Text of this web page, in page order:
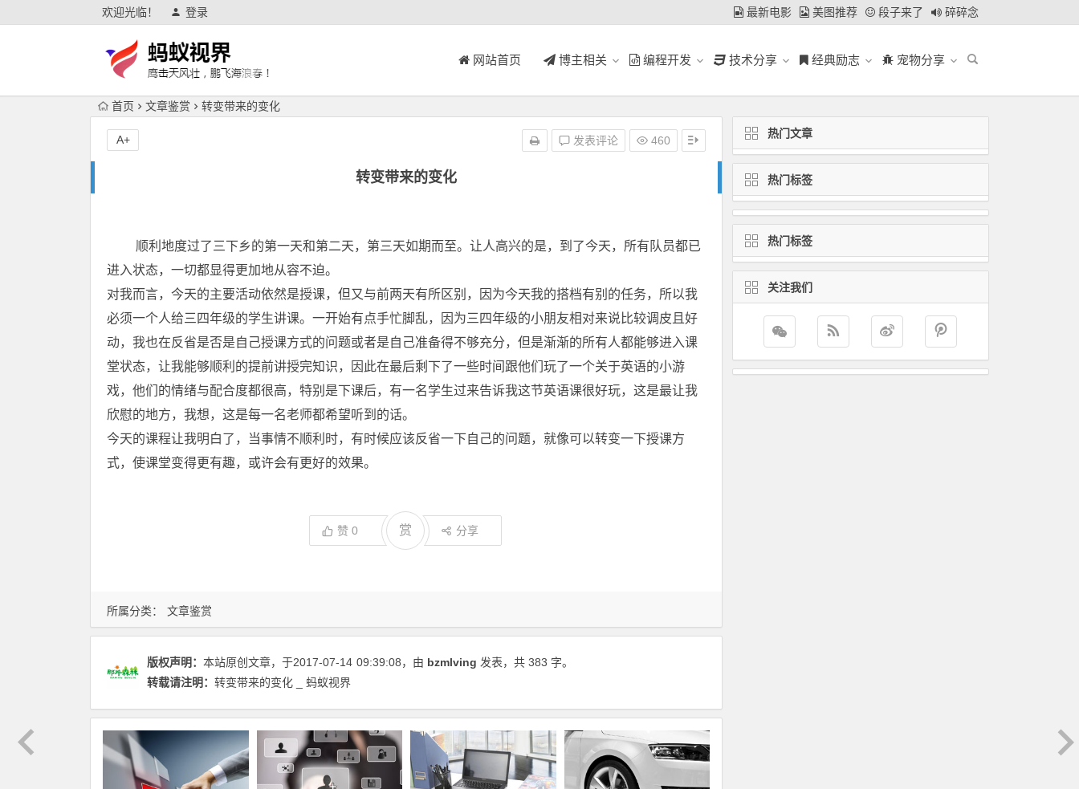
欢迎光临！ 登录 最新电影 美图推荐 段子来了 碎碎念
网站首页 博主相关 编程开发 技术分享 经典励志 宠物分享
首页 文章鉴赏 转变带来的变化
转变带来的变化
发表评论 460
A+
所属分类： 文章鉴赏
顺利地度过了三下乡的第一天和第二天，第三天如期而至。让人高兴的是，到了今天，所有队员都已
进入状态，一切都显得更加地从容不迫。
对我而言，今天的主要活动依然是授课，但又与前两天有所区别，因为今天我的搭档有别的任务，所以我
必须一个人给三四年级的学生讲课。一开始有点手忙脚乱，因为三四年级的小朋友相对来说比较调皮且好
动，我也在反省是否是自己授课方式的问题或者是自己准备得不够充分，但是渐渐的所有人都能够进入课
堂状态，让我能够顺利的提前讲授完知识，因此在最后剩下了一些时间跟他们玩了一个关于英语的小游
戏，他们的情绪与配合度都很高，特别是下课后，有一名学生过来告诉我这节英语课很好玩，这是最让我
欣慰的地方，我想，这是每一名老师都希望听到的话。
今天的课程让我明白了，当事情不顺利时，有时候应该反省一下自己的问题，就像可以转变一下授课方
式，使课堂变得更有趣，或许会有更好的效果。
赞 0 赏 分享
版权声明： 本站原创文章，于2017-07-14 09:39:08，由 bzmlving 发表，共 383 字。
转载请注明： 转变带来的变化 _ 蚂蚁视界
热门文章
热门标签
热门标签
关注我们